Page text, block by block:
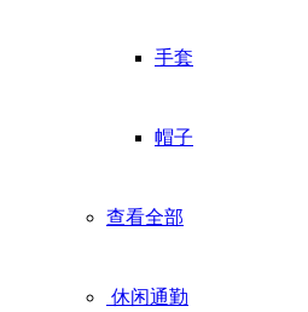
手套
帽子
查看全部
休闲通勤